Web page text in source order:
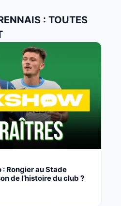
: TOUTES
Rongier au Stade
de l’histoire du club ?